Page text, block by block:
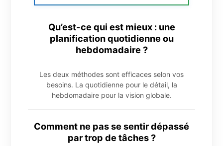
Qu’est-ce qui est mieux : une
planification quotidienne ou
hebdomadaire ?
Les deux méthodes sont efficaces selon vos
besoins. La quotidienne pour le détail, la
hebdomadaire pour la vision globale.
Comment ne pas se sentir dépassé
par trop de tâches ?